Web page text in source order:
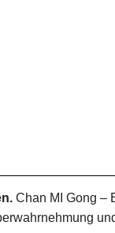
Chan MI Gong –